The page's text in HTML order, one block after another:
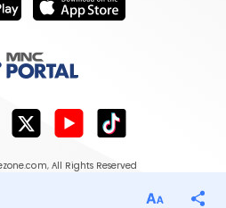
, All Rights Reserved